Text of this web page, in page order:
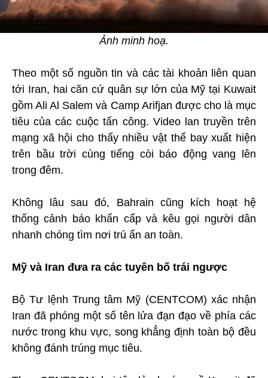
Ảnh minh hoạ.
Theo một số nguồn tin và các tài khoản liên quan
tới Iran, hai căn cứ quân sự lớn của Mỹ tại Kuwait
gồm Ali Al Salem và Camp Arifjan được cho là mục
tiêu của các cuộc tấn công. Video lan truyền trên
mạng xã hội cho thấy nhiều vật thể bay xuất hiện
trên bầu trời cùng tiếng còi báo động vang lên
trong đêm.
Không lâu sau đó, Bahrain cũng kích hoạt hệ
thống cảnh báo khẩn cấp và kêu gọi người dân
nhanh chóng tìm nơi trú ẩn an toàn.
Mỹ và Iran đưa ra các tuyên bố trái ngược
Bộ Tư lệnh Trung tâm Mỹ (CENTCOM) xác nhận
Iran đã phóng một số tên lửa đạn đạo về phía các
nước trong khu vực, song khẳng định toàn bộ đều
không đánh trúng mục tiêu.